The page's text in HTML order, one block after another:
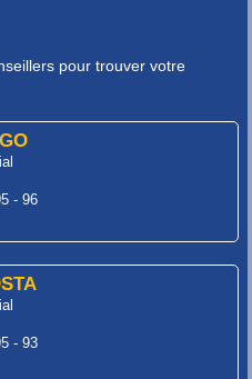
pour trouver votre
- 96
- 93